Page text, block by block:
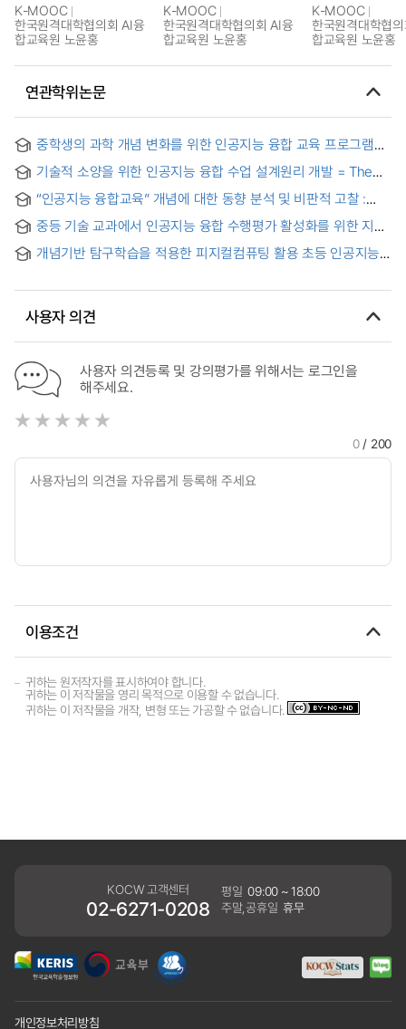
K-MOOC
한국원격대학협의회 AI융
합교육원 노윤홍
K-MOOC
한국원격대학협의회 AI융
합교육원 노윤홍
K-MOOC
한국원격대학협
합교육원 노윤홍
연관학위논문
중학생의 과학 개념 변화를 위한 인공지능 융합 교육 프로그램
IntegratedEducation
ProgramforMiddleSchoolStudents'EvolutionofScientific
Concepts
기술적 소양을 위한 인공지능 융합 수업 설계원리 개발 = The
Principles for Technological Literacy
“인공지능 융합교육” 개념에 대한 동향 분석 및 비판적 고찰 :
Review of the Concept of "AI convergence education":
Focusing on Scoping Review
중등 기술 교과에서 인공지능 융합 수행평가 활성화를 위한 지원
Enabling AI Convergence Performance Assessment in
개념기반 탐구학습을 적용한 피지컬컴퓨팅 활용 초등 인공지능
사용자 의견
사용자 의견등록 및 강의평가를 위해서는 로그인을
해주세요.
0/ 200
이용조건
귀하는 원저작자를 표시하여야 합니다.
귀하는 이 저작물을 영리 목적으로 이용할 수 없습니다.
귀하는 이 저작물을 개작, 변형 또는 가공할 수 없습니다.
KOCW 고객센터
02-6271-0208
평일 09:00 ~ 18:00
주말,공휴일 휴무
개인정보처리방침